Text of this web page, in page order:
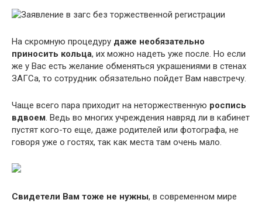
На скромную процедуру даже необязательно
приносить кольца, их можно надеть уже после. Но если
же у Вас есть желание обменяться украшениями в стенах
ЗАГСа, то сотрудник обязательно пойдет Вам навстречу.
Чаще всего пара приходит на неторжественную роспись
вдвоем. Ведь во многих учреждения навряд ли в кабинет
пустят кого-то еще, даже родителей или фотографа, не
говоря уже о гостях, так как места там очень мало.
Свидетели Вам тоже не нужны, в современном мире